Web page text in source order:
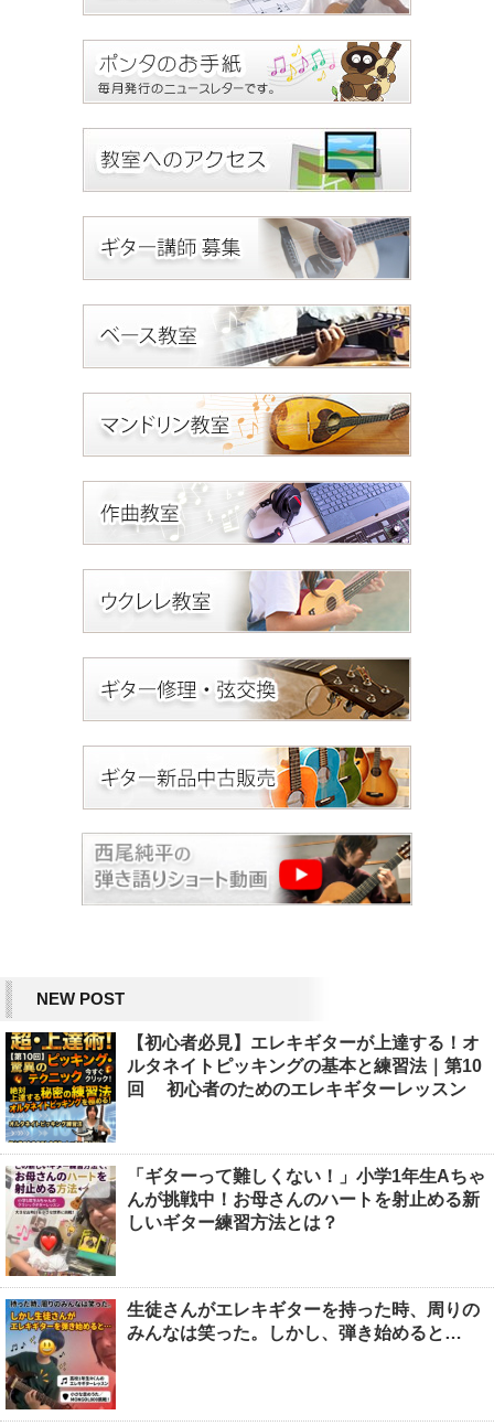
NEW POST
【初心者必見】エレキギターが上達する！オ
ルタネイトピッキングの基本と練習法｜第10
回 初心者のためのエレキギターレッスン
「ギターって難しくない！」小学1年生Aちゃ
んが挑戦中！お母さんのハートを射止める新
しいギター練習方法とは？
生徒さんがエレキギターを持った時、周りの
みんなは笑った。しかし、弾き始めると…